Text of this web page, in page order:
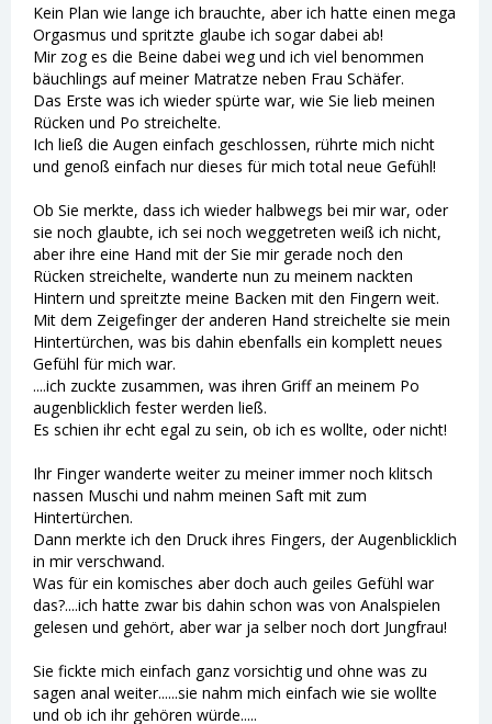
Kein Plan wie lange ich brauchte, aber ich hatte einen mega
Orgasmus und spritzte glaube ich sogar dabei ab!
Mir zog es die Beine dabei weg und ich viel benommen
bäuchlings auf meiner Matratze neben Frau Schäfer.
Das Erste was ich wieder spürte war, wie Sie lieb meinen
Rücken und Po streichelte.
Ich ließ die Augen einfach geschlossen, rührte mich nicht
und genoß einfach nur dieses für mich total neue Gefühl!
Ob Sie merkte, dass ich wieder halbwegs bei mir war, oder
sie noch glaubte, ich sei noch weggetreten weiß ich nicht,
aber ihre eine Hand mit der Sie mir gerade noch den
Rücken streichelte, wanderte nun zu meinem nackten
Hintern und spreitzte meine Backen mit den Fingern weit.
Mit dem Zeigefinger der anderen Hand streichelte sie mein
Hintertürchen, was bis dahin ebenfalls ein komplett neues
Gefühl für mich war.
....ich zuckte zusammen, was ihren Griff an meinem Po
augenblicklich fester werden ließ.
Es schien ihr echt egal zu sein, ob ich es wollte, oder nicht!
Ihr Finger wanderte weiter zu meiner immer noch klitsch
nassen Muschi und nahm meinen Saft mit zum
Hintertürchen.
Dann merkte ich den Druck ihres Fingers, der Augenblicklich
in mir verschwand.
Was für ein komisches aber doch auch geiles Gefühl war
das?....ich hatte zwar bis dahin schon was von Analspielen
gelesen und gehört, aber war ja selber noch dort Jungfrau!
Sie fickte mich einfach ganz vorsichtig und ohne was zu
sagen anal weiter......sie nahm mich einfach wie sie wollte
und ob ich ihr gehören würde.....